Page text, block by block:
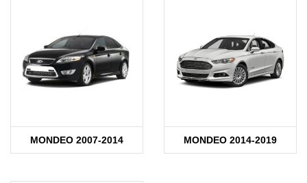
MONDEO 2007-2014 MONDEO 2014-2019